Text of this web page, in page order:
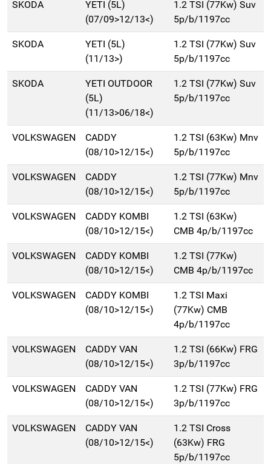
SKODA
YETI (5L)
(07/09>12/13<)
1.2 TSI (77Kw) Suv
5p/b/1197cc
SKODA
YETI (5L)
(11/13>)
1.2 TSI (77Kw) Suv
5p/b/1197cc
SKODA
YETI OUTDOOR
(5L)
(11/13>06/18<)
1.2 TSI (77Kw) Suv
5p/b/1197cc
VOLKSWAGEN
CADDY
(08/10>12/15<)
1.2 TSI (63Kw) Mnv
5p/b/1197cc
VOLKSWAGEN
CADDY
(08/10>12/15<)
1.2 TSI (77Kw) Mnv
5p/b/1197cc
VOLKSWAGEN
CADDY KOMBI
(08/10>12/15<)
1.2 TSI (63Kw)
CMB 4p/b/1197cc
VOLKSWAGEN
CADDY KOMBI
(08/10>12/15<)
1.2 TSI (77Kw)
CMB 4p/b/1197cc
VOLKSWAGEN
CADDY KOMBI
(08/10>12/15<)
1.2 TSI Maxi
(77Kw) CMB
4p/b/1197cc
VOLKSWAGEN
CADDY VAN
(08/10>12/15<)
1.2 TSI (66Kw) FRG
3p/b/1197cc
VOLKSWAGEN
CADDY VAN
(08/10>12/15<)
1.2 TSI (77Kw) FRG
3p/b/1197cc
VOLKSWAGEN
CADDY VAN
(08/10>12/15<)
1.2 TSI Cross
(63Kw) FRG
5p/b/1197cc